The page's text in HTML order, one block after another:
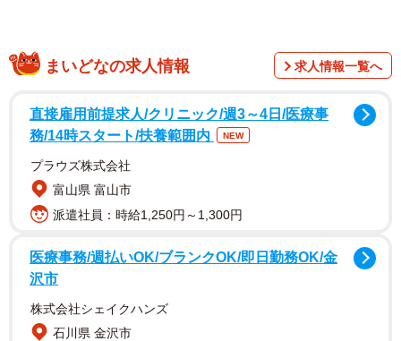
まいどなの求人情報 求人情報一覧へ
直接雇用前提求人/クリニック/週3～4日/医療事
務/14時スタート/扶養範囲内
NEW
プラウズ株式会社
富山県 富山市
派遣社員：時給1,250円～1,300円
医療事務/週払いOK/ブランクOK/即日勤務OK/金
沢市
株式会社シェイクハンズ
石川県 金沢市